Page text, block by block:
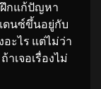
ฝึกแก้ปัญหา
ดนซ์ขึ้นอยู่กับ
อะไร แต่ไม่ว่า
เจอเรื่องไม่